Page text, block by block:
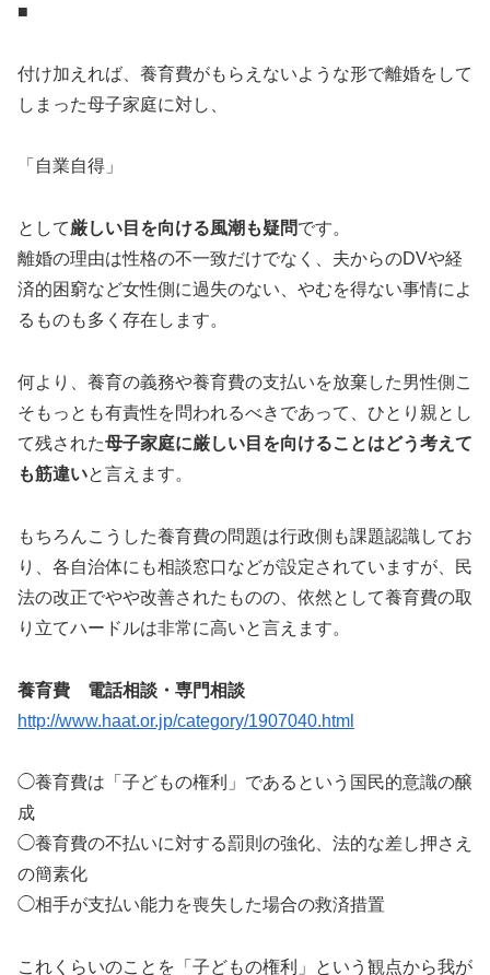
■
付け加えれば、養育費がもらえないような形で離婚をして
しまった母子家庭に対し、
「自業自得」
として厳しい目を向ける風潮も疑問です。
離婚の理由は性格の不一致だけでなく、夫からのDVや経
済的困窮など女性側に過失のない、やむを得ない事情によ
るものも多く存在します。
何より、養育の義務や養育費の支払いを放棄した男性側こ
そもっとも有責性を問われるべきであって、ひとり親とし
て残された母子家庭に厳しい目を向けることはどう考えて
も筋違いと言えます。
もちろんこうした養育費の問題は行政側も課題認識してお
り、各自治体にも相談窓口などが設定されていますが、民
法の改正でやや改善されたものの、依然として養育費の取
り立てハードルは非常に高いと言えます。
養育費 電話相談・専門相談
http://www.haat.or.jp/category/1907040.html
◯養育費は「子どもの権利」であるという国民的意識の醸
成
◯養育費の不払いに対する罰則の強化、法的な差し押さえ
の簡素化
◯相手が支払い能力を喪失した場合の救済措置
これくらいのことを「子どもの権利」という観点から我が